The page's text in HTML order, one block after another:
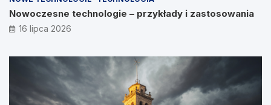
Nowoczesne technologie – przykłady i zastosowania
16 lipca 2026